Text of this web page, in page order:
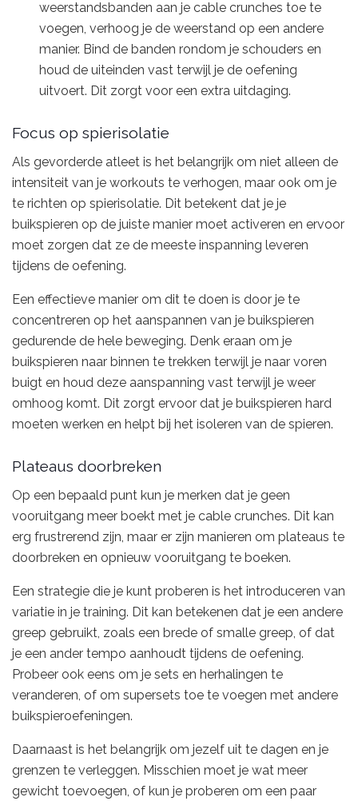
weerstandsbanden aan je cable crunches toe te
voegen, verhoog je de weerstand op een andere
manier. Bind de banden rondom je schouders en
houd de uiteinden vast terwijl je de oefening
uitvoert. Dit zorgt voor een extra uitdaging.
Focus op spierisolatie
Als gevorderde atleet is het belangrijk om niet alleen de
intensiteit van je workouts te verhogen, maar ook om je
te richten op spierisolatie. Dit betekent dat je je
buikspieren op de juiste manier moet activeren en ervoor
moet zorgen dat ze de meeste inspanning leveren
tijdens de oefening.
Een effectieve manier om dit te doen is door je te
concentreren op het aanspannen van je buikspieren
gedurende de hele beweging. Denk eraan om je
buikspieren naar binnen te trekken terwijl je naar voren
buigt en houd deze aanspanning vast terwijl je weer
omhoog komt. Dit zorgt ervoor dat je buikspieren hard
moeten werken en helpt bij het isoleren van de spieren.
Plateaus doorbreken
Op een bepaald punt kun je merken dat je geen
vooruitgang meer boekt met je cable crunches. Dit kan
erg frustrerend zijn, maar er zijn manieren om plateaus te
doorbreken en opnieuw vooruitgang te boeken.
Een strategie die je kunt proberen is het introduceren van
variatie in je training. Dit kan betekenen dat je een andere
greep gebruikt, zoals een brede of smalle greep, of dat
je een ander tempo aanhoudt tijdens de oefening.
Probeer ook eens om je sets en herhalingen te
veranderen, of om supersets toe te voegen met andere
buikspieroefeningen.
Daarnaast is het belangrijk om jezelf uit te dagen en je
grenzen te verleggen. Misschien moet je wat meer
gewicht toevoegen, of kun je proberen om een paar